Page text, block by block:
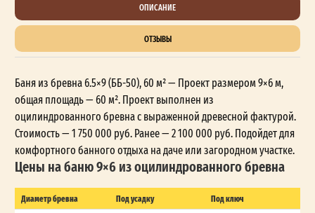
ОПИСАНИЕ
ОТЗЫВЫ
Баня из бревна 6.5×9 (ББ-50), 60 м² — Проект размером 9×6 м,
общая площадь — 60 м². Проект выполнен из
оцилиндрованного бревна с выраженной древесной фактурой.
Стоимость — 1 750 000 руб. Ранее — 2 100 000 руб. Подойдет для
комфортного банного отдыха на даче или загородном участке.
Цены на баню 9×6 из оцилиндрованного бревна
Диаметр бревна Под усадку Под ключ